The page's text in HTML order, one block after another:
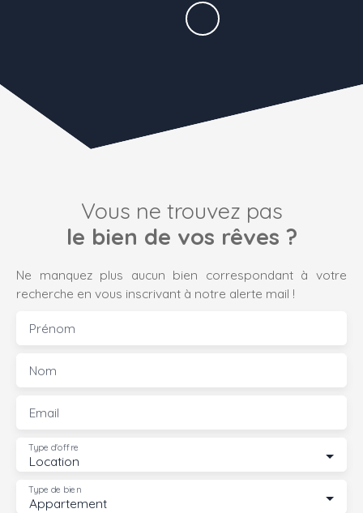
Vous ne trouvez pas
le bien de vos rêves ?
Ne manquez plus aucun bien correspondant à votre
recherche en vous inscrivant à notre alerte mail !
Prénom
Nom
Email
Location
Type d'offre
Appartement
Type de bien